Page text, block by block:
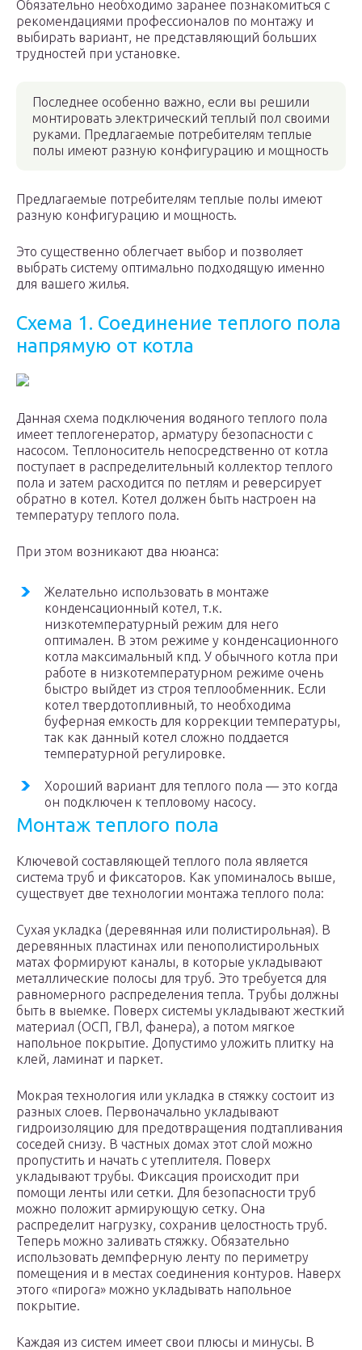
Обязательно необходимо заранее познакомиться с
рекомендациями профессионалов по монтажу и
выбирать вариант, не представляющий больших
трудностей при установке.
Последнее особенно важно, если вы решили
монтировать электрический теплый пол своими
руками. Предлагаемые потребителям теплые
полы имеют разную конфигурацию и мощность
Предлагаемые потребителям теплые полы имеют
разную конфигурацию и мощность.
Это существенно облегчает выбор и позволяет
выбрать систему оптимально подходящую именно
для вашего жилья.
Схема 1. Соединение теплого пола
напрямую от котла
Данная схема подключения водяного теплого пола
имеет теплогенератор, арматуру безопасности с
насосом. Теплоноситель непосредственно от котла
поступает в распределительный коллектор теплого
пола и затем расходится по петлям и реверсирует
обратно в котел. Котел должен быть настроен на
температуру теплого пола.
При этом возникают два нюанса:
Желательно использовать в монтаже
конденсационный котел, т.к.
низкотемпературный режим для него
оптимален. В этом режиме у конденсационного
котла максимальный кпд. У обычного котла при
работе в низкотемпературном режиме очень
быстро выйдет из строя теплообменник. Если
котел твердотопливный, то необходима
буферная емкость для коррекции температуры,
так как данный котел сложно поддается
температурной регулировке.
Хороший вариант для теплого пола — это когда
он подключен к тепловому насосу.
Монтаж теплого пола
Ключевой составляющей теплого пола является
система труб и фиксаторов. Как упоминалось выше,
существует две технологии монтажа теплого пола:
Сухая укладка (деревянная или полистирольная). В
деревянных пластинах или пенополистирольных
матах формируют каналы, в которые укладывают
металлические полосы для труб. Это требуется для
равномерного распределения тепла. Трубы должны
быть в выемке. Поверх системы укладывают жесткий
материал (ОСП, ГВЛ, фанера), а потом мягкое
напольное покрытие. Допустимо уложить плитку на
клей, ламинат и паркет.
Мокрая технология или укладка в стяжку состоит из
разных слоев. Первоначально укладывают
гидроизоляцию для предотвращения подтапливания
соседей снизу. В частных домах этот слой можно
пропустить и начать с утеплителя. Поверх
укладывают трубы. Фиксация происходит при
помощи ленты или сетки. Для безопасности труб
можно положит армирующую сетку. Она
распределит нагрузку, сохранив целостность труб.
Теперь можно заливать стяжку. Обязательно
использовать демпферную ленту по периметру
помещения и в местах соединения контуров. Наверх
этого «пирога» можно укладывать напольное
покрытие.
Каждая из систем имеет свои плюсы и минусы. В